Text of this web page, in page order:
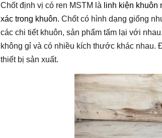
Chốt định vị có ren MSTM là linh kiện
xác trong khuôn. Chốt có hình dạng giống
các chi tiết khuôn, sản phẩm tấm lại với
không gỉ và có nhiều kích thước khác
thiết bị sản xuất.